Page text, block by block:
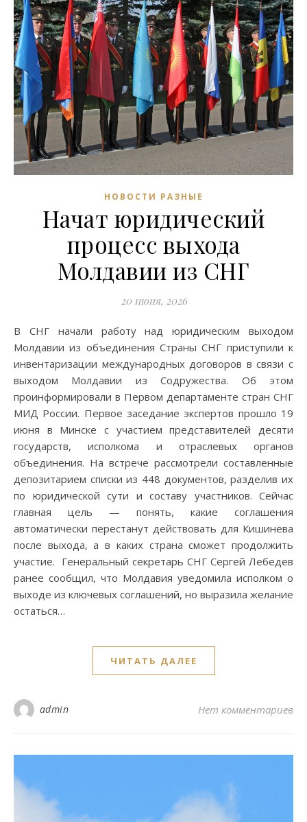
НОВОСТИ РАЗНЫЕ
Начат юридический
процесс выхода
Молдавии из СНГ
20 июня, 2026
В СНГ начали работу над юридическим выходом
Молдавии из объединения Страны СНГ приступили к
инвентаризации международных договоров в связи с
выходом Молдавии из Содружества. Об этом
проинформировали в Первом департаменте стран СНГ
МИД России. Первое заседание экспертов прошло 19
июня в Минске с участием представителей десяти
государств, исполкома и отраслевых органов
объединения. На встрече рассмотрели составленные
депозитарием списки из 448 документов, разделив их
по юридической сути и составу участников. Сейчас
главная цель — понять, какие соглашения
автоматически перестанут действовать для Кишинёва
после выхода, а в каких страна сможет продолжить
участие. Генеральный секретарь СНГ Сергей Лебедев
ранее сообщил, что Молдавия уведомила исполком о
выходе из ключевых соглашений, но выразила желание
остаться…
ЧИТАТЬ ДАЛЕЕ
admin Нет комментариев